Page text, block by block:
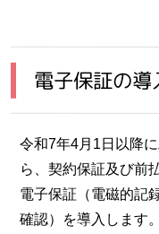
電子保証の導
令和7年4月1日以降
ら、契約保証及び前
電子保証（電磁的記
確認）を導入します